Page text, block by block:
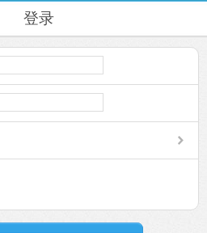
登录